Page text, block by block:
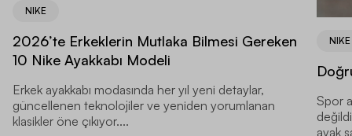
NIKE
2026’te Erkeklerin Mutlaka Bilmesi Gereken
10 Nike Ayakkabı Modeli
Erkek ayakkabı modasında her yıl yeni detaylar,
güncellenen teknolojiler ve yeniden yorumlanan
klasikler öne çıkıyor....
NIKE
Spor
ayak